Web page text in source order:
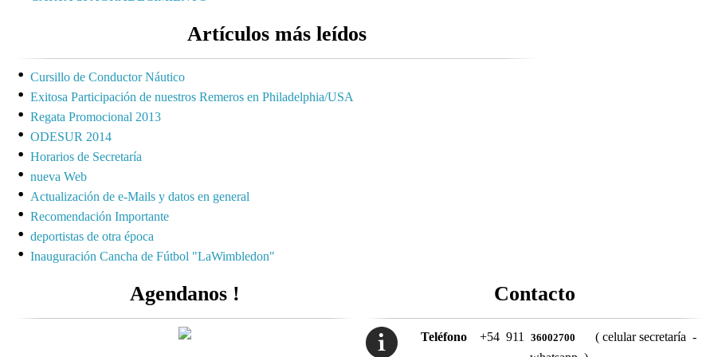
Artículos más leídos
Cursillo de Conductor Náutico
Exitosa Participación de nuestros Remeros en Philadelphia/USA
Regata Promocional 2013
ODESUR 2014
Horarios de Secretaría
nueva Web
Actualización de e-Mails y datos en general
Recomendación Importante
deportistas de otra época
Inauguración Cancha de Fútbol "LaWimbledon"
Agendanos ! Contacto
Teléfono+54 91136002700
( celular secretaría -